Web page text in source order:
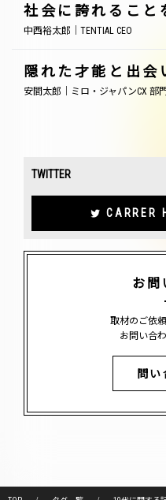
社会に誇れること
中西裕太郎｜TENTIAL CEO
隠れた才能と出会
安間太郎｜ミロ・ジャパンCX 部
TWITTER
CARRER
お問
取材のご依
お問い合
問